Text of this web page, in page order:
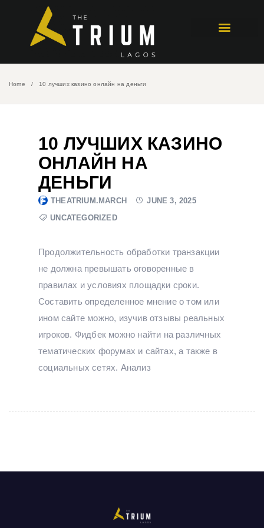
Home 10 лучших казино онлайн на деньги
10 ЛУЧШИХ КАЗИНО
ОНЛАЙН НА
ДЕНЬГИ
THEATRIUM.MARCH
JUNE 3, 2025
UNCATEGORIZED
Продолжительность обработки транзакции
не должна превышать оговоренные в
правилах и условиях площадки сроки.
Составить определенное мнение о том или
ином сайте можно, изучив отзывы реальных
игроков. Фидбек можно найти на различных
тематических форумах и сайтах, а также в
социальных сетях. Анализ